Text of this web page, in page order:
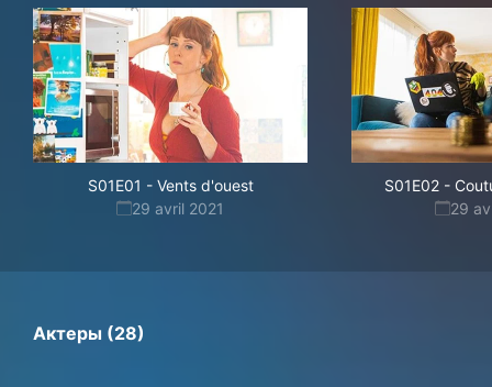
S01E01 - Vents d'ouest
29 avril 2021
S01E02-
29
Актеры (28)